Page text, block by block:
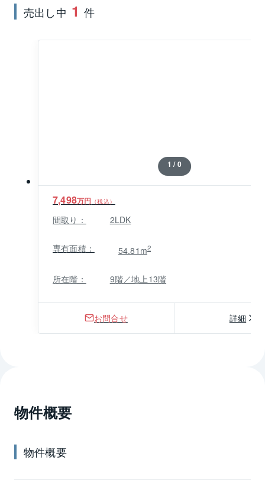
り壁の撤去による間取りの変更は比較的容易にできる
プランとなっています。全住戸に冷暖房実装、屋上に
共同物干し場があります。浜町グランドハイツの最寄
売出し中 1 件
1 / 0
7,498万円 （税込）
間取り： 2LDK
専有面積： 54.81m2
所在階： 9階／地上13階
お問合せ 詳細
物件概要
物件概要